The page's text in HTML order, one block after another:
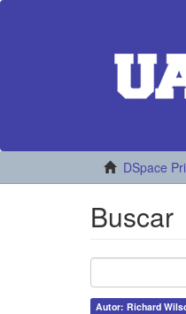
DSpace
Buscar
Autor: Richard